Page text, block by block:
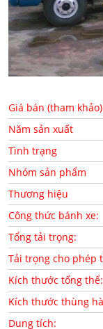
Giá bán (tham khảo)
Năm sản xuất
Tình trạng
Nhóm sản phẩm
Thương hiệu
Công thức bánh xe:
Tổng tải trọng:
Tải trọng cho phép
Kích thước tổng thể:
Kích thước thùng
Dung tích: